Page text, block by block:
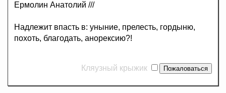
Ермолин Анатолий ///
Надлежит впасть в: уныние, прелесть, гордыню,
похоть, благодать, анорексию?!
Кляузный крыжик